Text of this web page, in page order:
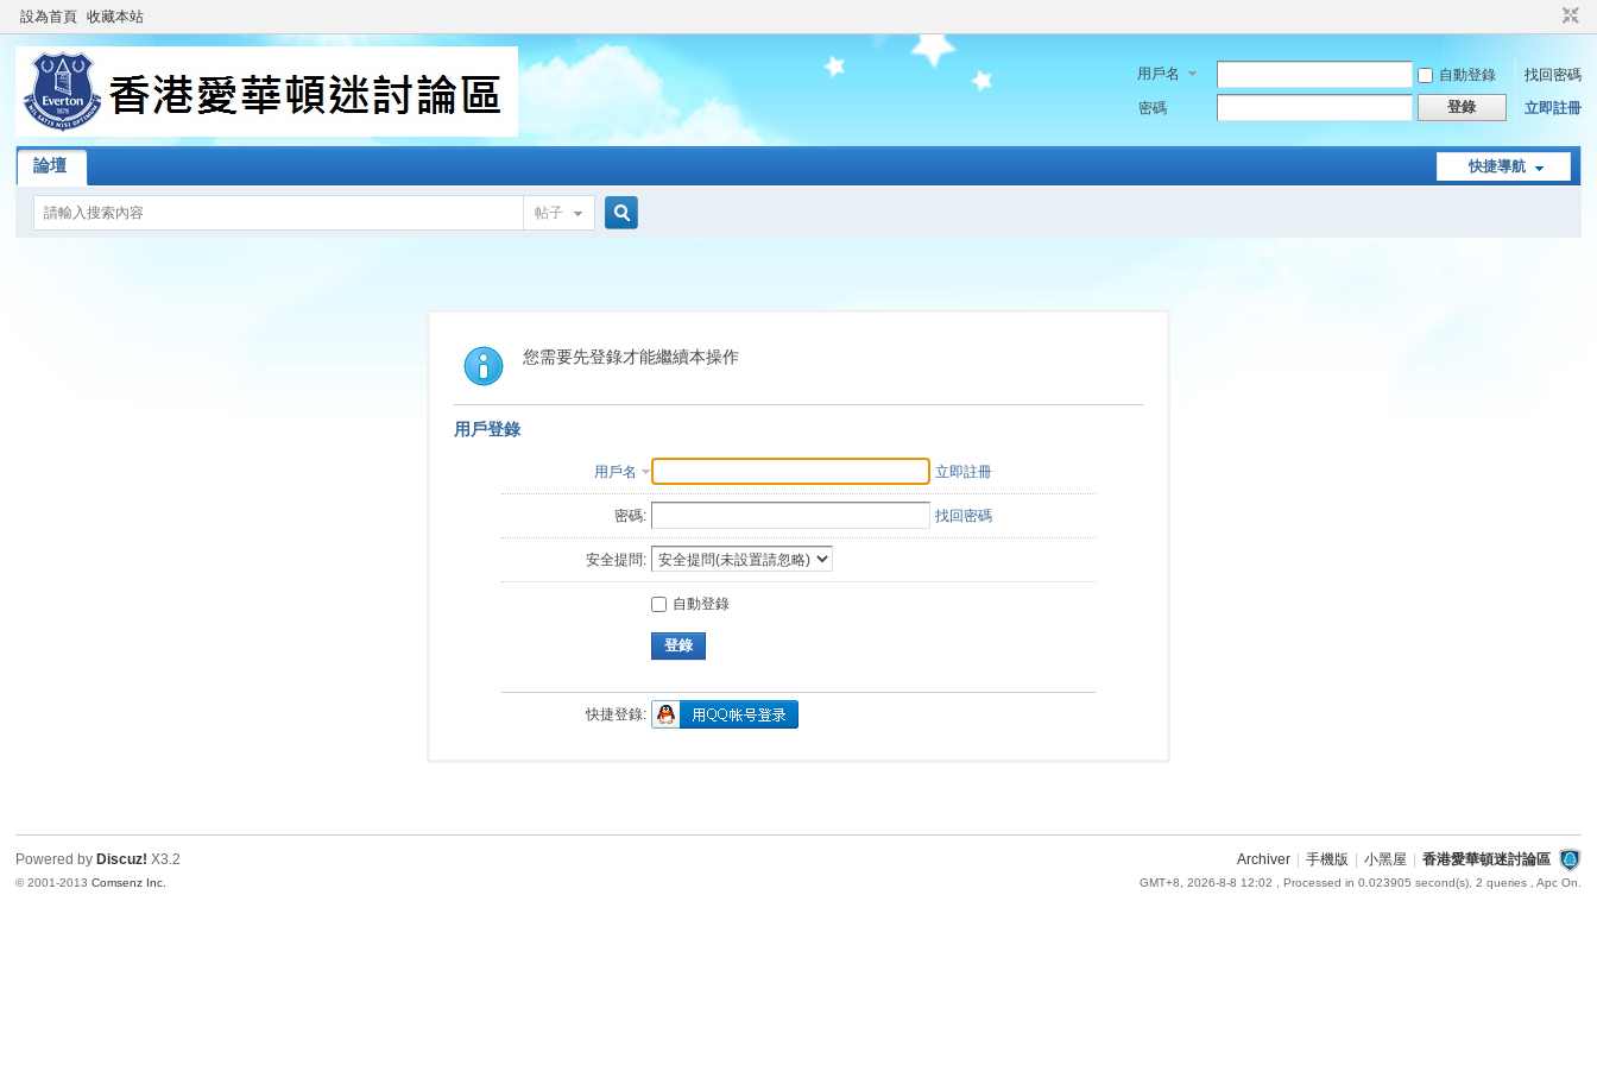
設為首頁 收藏本站
用戶名 自動登錄
找回密碼
密碼
登錄 立即註冊
快捷導航
論壇
帖子
索
您需要先登錄才能繼續本操作
用戶登錄
用戶名 立即註冊
密碼: 找回密碼
安全提問:
自動登錄
登錄
快捷登錄:
Archiver 手機版 小黑屋 香港愛華頓迷討論區
GMT+8, 2026-8-8 12:02 , Processed in 0.023905 second(s), 2 queries , Apc On.
Powered by Discuz! X3.2
© 2001-2013Comsenz Inc.